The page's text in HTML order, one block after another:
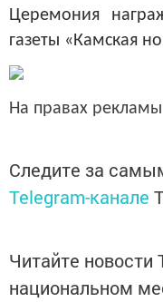
Церемония
газеты «Камская
На правах рекламы
Следите за
Telegram-канале
Читайте новости
национальном